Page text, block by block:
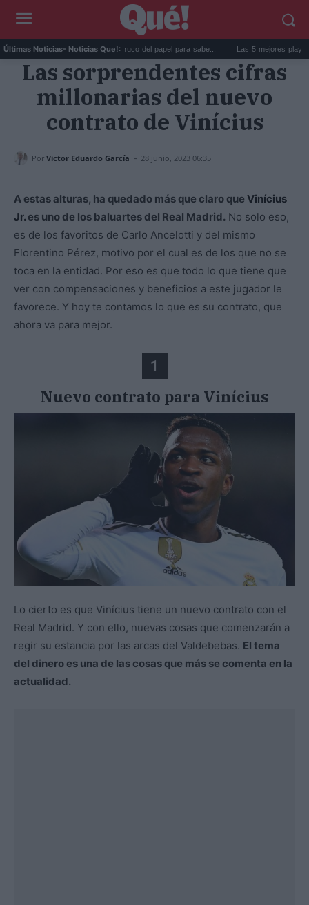
Últimas Noticias- Noticias Que!:
La goma de la nevera: el truco del papel para sabe... Las 5 mejores playas
Las sorprendentes cifras
millonarias del nuevo
contrato de Vinícius
Por Victor Eduardo García - 28 junio, 2023 06:35
A estas alturas, ha quedado más que claro que Vinícius
Jr. es uno de los baluartes del Real Madrid. No solo eso,
es de los favoritos de Carlo Ancelotti y del mismo
Florentino Pérez, motivo por el cual es de los que no se
toca en la entidad. Por eso es que todo lo que tiene que
ver con compensaciones y beneficios a este jugador le
favorece. Y hoy te contamos lo que es su contrato, que
ahora va para mejor.
1
Nuevo contrato para Vinícius
Lo cierto es que Vinícius tiene un nuevo contrato con el
Real Madrid. Y con ello, nuevas cosas que comenzarán a
regir su estancia por las arcas del Valdebebas. El tema
del dinero es una de las cosas que más se comenta en la
actualidad.